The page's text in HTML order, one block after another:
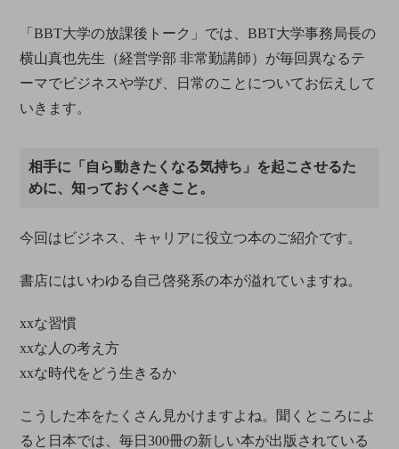
「BBT大学の放課後トーク」では、BBT大学事務局長の
横山真也先生（経営学部 非常勤講師）が毎回異なるテ
ーマでビジネスや学び、日常のことについてお伝えして
いきます。
相手に「自ら動きたくなる気持ち」を起こさせるた
めに、知っておくべきこと。
今回はビジネス、キャリアに役立つ本のご紹介です。
書店にはいわゆる自己啓発系の本が溢れていますね。
xxな習慣
xxな人の考え方
xxな時代をどう生きるか
こうした本をたくさん見かけますよね。聞くところによ
ると日本では、毎日300冊の新しい本が出版されている